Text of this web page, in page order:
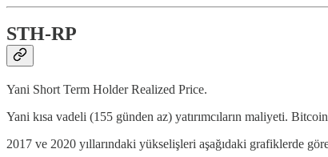
STH-RP
Yani Short Term Holder Realized Price.
Yani kısa vadeli (155 günden az) yatırımcıların maliyeti.
2017 ve 2020 yıllarındaki yükselişleri aşağıdaki grafiklerde